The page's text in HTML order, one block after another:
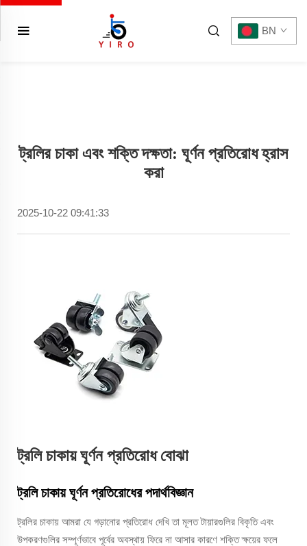
BN
ট্রলির চাকা এবং শক্তি দক্ষতা: ঘূর্ণন প্রতিরোধ হ্রাস
করা
2025-10-22 09:41:33
ট্রলি চাকায় ঘূর্ণন প্রতিরোধ বোঝা
ট্রলি চাকায় ঘূর্ণন প্রতিরোধের পদার্থবিজ্ঞান
ট্রলির চাকায় আমরা যে গড়ানোর প্রতিরোধ দেখি তা মূলত টায়ারগুলির বিকৃতি এবং
উপকরণগুলির সম্পূর্ণভাবে পূর্বের অবস্থায় ফিরে না আসার কারণে শক্তি ক্ষয়ের ফলে